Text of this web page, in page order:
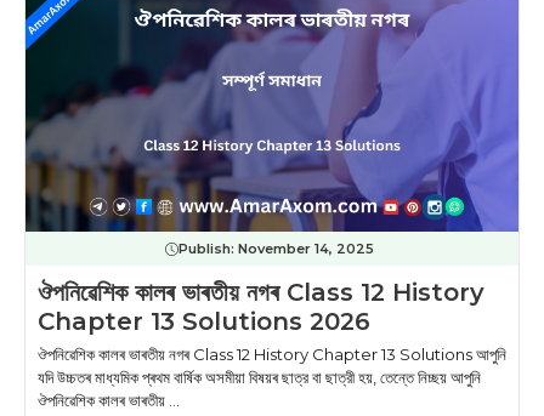
Publish: November 14, 2025
ঔপনিৱেশিক কালৰ ভাৰতীয় নগৰ Class 12 History
Chapter 13 Solutions 2026
ঔপনিৱেশিক কালৰ ভাৰতীয় নগৰ Class 12 History Chapter 13 Solutions আপুনি
যদি উচ্চতৰ মাধ্যমিক প্ৰথম বাৰ্ষিক অসমীয়া বিষয়ৰ ছাত্র বা ছাত্রী হয়, তেন্তে নিচ্ছয় আপুনি
ঔপনিৱেশিক কালৰ ভাৰতীয় ...